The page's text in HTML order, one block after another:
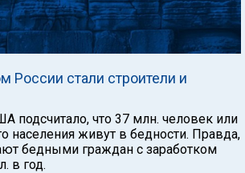
России стали строители и
подсчитало, что 37 млн. человек или
населения живут в бедности. Правда,
бедными граждан с заработком
в год.